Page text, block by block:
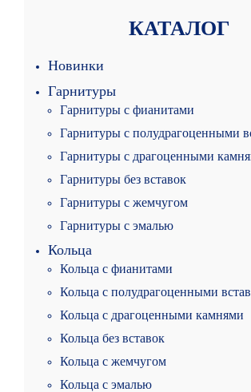
КАТАЛОГ
Новинки
Гарнитуры
Гарнитуры с фианитами
Гарнитуры с полудрагоценными
Гарнитуры с драгоценными
Гарнитуры без вставок
Гарнитуры с жемчугом
Гарнитуры с эмалью
Кольца
Кольца с фианитами
Кольца с полудрагоценными
Кольца с драгоценными камнями
Кольца без вставок
Кольца с жемчугом
Кольца с эмалью